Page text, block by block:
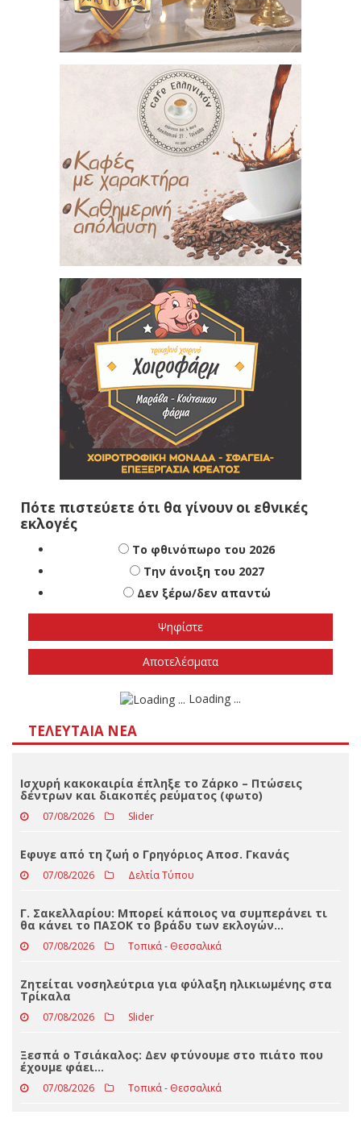
Πότε πιστεύετε ότι θα γίνουν οι εθνικές
εκλογές
Το φθινόπωρο του 2026
Την άνοιξη του 2027
Δεν ξέρω/δεν απαντώ
ΤΕΛΕΥΤΑΊΑ ΝΈΑ
Ισχυρή κακοκαιρία έπληξε το Ζάρκο – Πτώσεις
δέντρων και διακοπές ρεύματος (φωτο)
Eφυγε από τη ζωή ο Γρηγόριος Αποσ. Γκανάς
07/08/2026 Δελτία Τύπου
Γ. Σακελλαρίου: Μπορεί κάποιος να συμπεράνει τι
θα κάνει το ΠΑΣΟΚ το βράδυ των εκλογών…
07/08/2026 Τοπικά - Θεσσαλικά
Ζητείται νοσηλεύτρια για φύλαξη ηλικιωμένης στα
Τρίκαλα
07/08/2026 Slider